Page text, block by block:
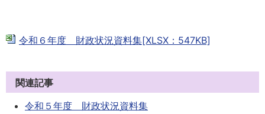
令和６年度 財政状況資料集[XLSX：547KB]
関連記事
令和５年度 財政状況資料集